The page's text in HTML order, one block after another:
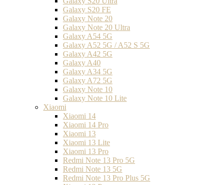
Galaxy S20 FE
Galaxy Note 20
Galaxy Note 20 Ultra
Galaxy A54 5G
Galaxy A52 5G / A52 S 5G
Galaxy A42 5G
Galaxy A40
Galaxy A34 5G
Galaxy A72 5G
Galaxy Note 10
Galaxy Note 10 Lite
Xiaomi
Xiaomi 14
Xiaomi 14 Pro
Xiaomi 13
Xiaomi 13 Lite
Xiaomi 13 Pro
Redmi Note 13 Pro 5G
Redmi Note 13 5G
Redmi Note 13 Pro Plus 5G